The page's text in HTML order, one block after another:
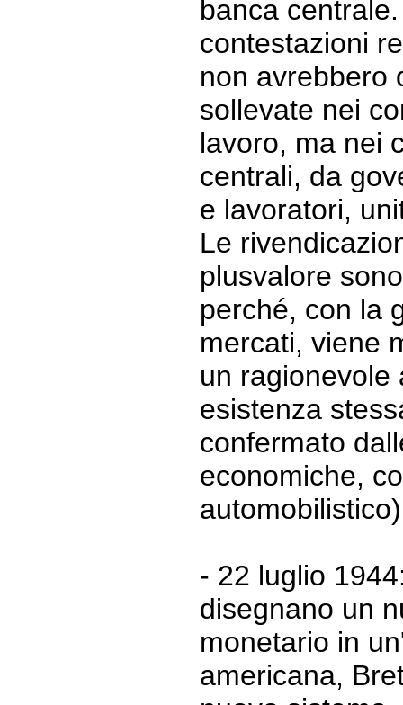
banca
contestazioni
non avrebbero
sollevate nei
lavoro, ma nei
centrali, da
e lavoratori,
Le
plusvalore
perché, con la
mercati, viene
un ragionevole
esistenza
confermato
economiche,
- 22 luglio
disegnano un
monetario in
americana,